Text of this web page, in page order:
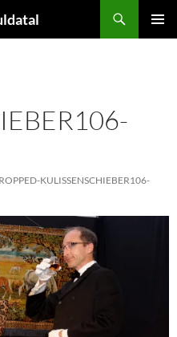
KULISSENSCHIEBER106-